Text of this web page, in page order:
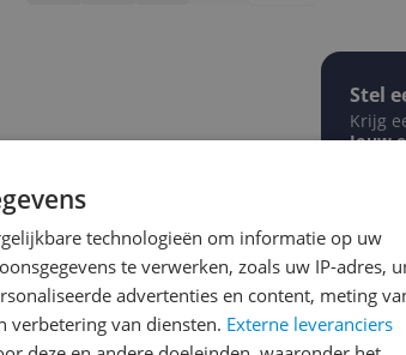
Stel
Krijg
Jouw
-5%
technologieën om informatie op uw
te verwerken, zoals uw IP-adres,
advertenties en content, meting
verbetering van diensten. Externe leveranciers